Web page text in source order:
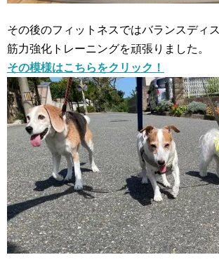
その後のフィットネスではバランスディ
筋力強化トレーニングを頑張りました。
その模様はこちらをクリック！